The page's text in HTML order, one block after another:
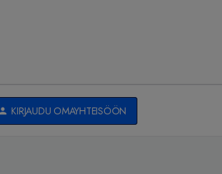
KIRJAUDU OMAYHTEISÖÖN